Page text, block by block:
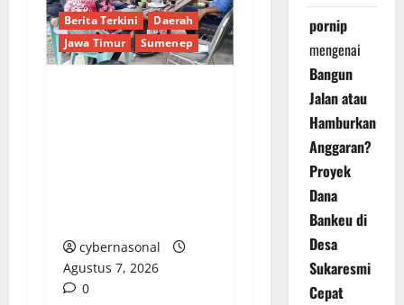
Berita Terkini
Daerah
Jawa Timur
Sumenep
cybernasonal
Agustus 7, 2026
0
pornip
mengenai
Bangun
Jalan atau
Hamburkan
Anggaran?
Proyek
Dana
Bankeu di
Desa
Sukaresmi
Cepat